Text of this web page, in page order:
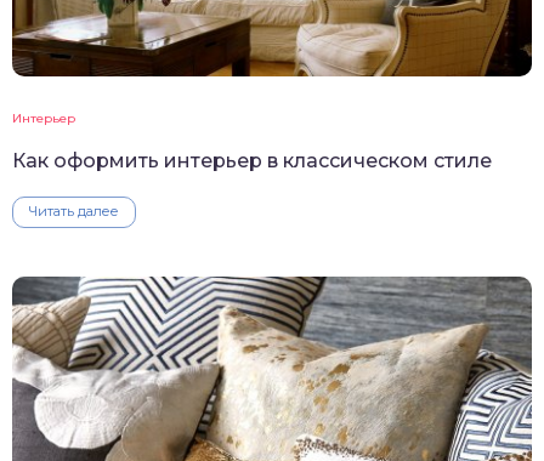
Интерьер
Как оформить интерьер в классическом стиле
Читать далее